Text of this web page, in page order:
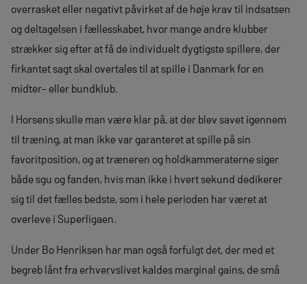
overrasket eller negativt påvirket af de høje krav til indsatsen
og deltagelsen i fællesskabet, hvor mange andre klubber
strækker sig efter at få de individuelt dygtigste spillere, der
firkantet sagt skal overtales til at spille i Danmark for en
midter- eller bundklub.
I Horsens skulle man være klar på, at der blev savet igennem
til træning, at man ikke var garanteret at spille på sin
favoritposition, og at træneren og holdkammeraterne siger
både sgu og fanden, hvis man ikke i hvert sekund dedikerer
sig til det fælles bedste, som i hele perioden har været at
overleve i Superligaen.
Under Bo Henriksen har man også forfulgt det, der med et
begreb lånt fra erhvervslivet kaldes marginal gains, de små